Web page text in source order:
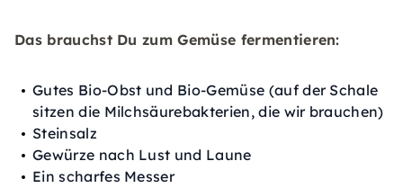
Das brauchst Du zum Gemüse fermentieren:
Gutes Bio-Obst und Bio-Gemüse (auf der Schale
sitzen die Milchsäurebakterien, die wir brauchen)
Steinsalz
Gewürze nach Lust und Laune
Ein scharfes Messer